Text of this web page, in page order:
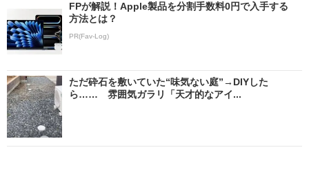
FPが解説！Apple製品を分割手数料0円で入手する
方法とは？
PR(Fav-Log)
ただ砕石を敷いていた“味気ない庭”→DIYした
ら…… 雰囲気ガラリ「天才的なアイ...